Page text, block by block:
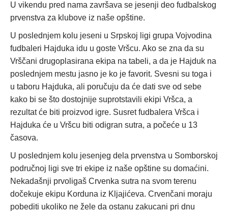
U vikendu pred nama završava se jesenji deo fudbalskog
prvenstva za klubove iz naše opštine.
U poslednjem kolu jeseni u Srpskoj ligi grupa Vojvodina
fudbaleri Hajduka idu u goste Vršcu. Ako se zna da su
Vrščani drugoplasirana ekipa na tabeli, a da je Hajduk na
poslednjem mestu jasno je ko je favorit. Svesni su toga i
u taboru Hajduka, ali poručuju da će dati sve od sebe
kako bi se što dostojnije suprotstavili ekipi Vršca, a
rezultat će biti proizvod igre. Susret fudbalera Vršca i
Hajduka će u Vršcu biti odigran sutra, a počeće u 13
časova.
U poslednjem kolu jesenjeg dela prvenstva u Somborskoj
područnoj ligi sve tri ekipe iz naše opštine su domaćini.
Nekadašnji prvoligaš Crvenka sutra na svom terenu
dočekuje ekipu Korduna iz Kljajićeva. Crvenčani moraju
pobediti ukoliko ne žele da ostanu zakucani pri dnu